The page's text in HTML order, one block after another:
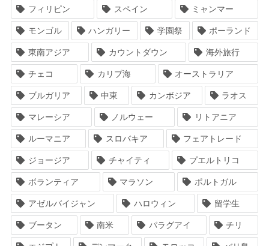
フィリピン スペイン ミャンマー
モンゴル ハンガリー 学園祭 ポーランド
東南アジア カウントダウン 海外旅行
チェコ カリブ海 オーストラリア
ブルガリア 中東 カンボジア ラオス
マレーシア ノルウェー リトアニア
ルーマニア スロバキア フェアトレード
ジョージア チャイティ プエルトリコ
ボランティア マラソン ポルトガル
アゼルバイジャン ハロウィン 留学生
ブータン 南米 パラグアイ チリ